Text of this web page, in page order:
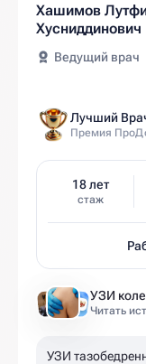
Хашимов
Хусниддинович
Ведущий врач
Лучший
Премия
18 лет
стаж
Читать
УЗИ